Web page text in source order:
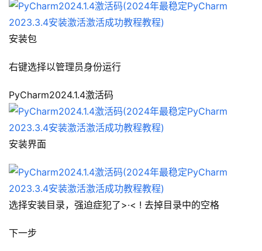
安装包
右键选择以管理员身份运行
PyCharm2024.1.4激活码
安装界面
选择安装目录，强迫症犯了>·< ! 去掉目录中的空格
下一步